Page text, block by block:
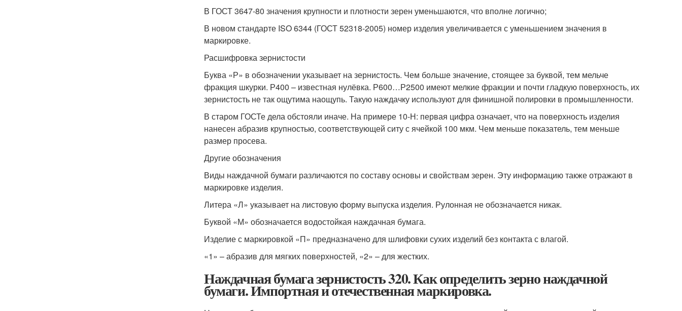
В ГОСТ 3647-80 значения крупности и плотности зерен уменьшаются, что вполне логично;
В новом стандарте ISO 6344 (ГОСТ 52318-2005) номер изделия увеличивается с уменьшением значения в
маркировке.
Расшифровка зернистости
Буква «Р» в обозначении указывает на зернистость. Чем больше значение, стоящее за буквой, тем мельче
фракция шкурки. Р400 – известная нулёвка. Р600…Р2500 имеют мелкие фракции и почти гладкую поверхность, их
зернистость не так ощутима наощупь. Такую наждачку используют для финишной полировки в промышленности.
В старом ГОСТе дела обстояли иначе. На примере 10-Н: первая цифра означает, что на поверхность изделия
нанесен абразив крупностью, соответствующей ситу с ячейкой 100 мкм. Чем меньше показатель, тем меньше
размер просева.
Другие обозначения
Виды наждачной бумаги различаются по составу основы и свойствам зерен. Эту информацию также отражают в
маркировке изделия.
Литера «Л» указывает на листовую форму выпуска изделия. Рулонная не обозначается никак.
Буквой «М» обозначается водостойкая наждачная бумага.
Изделие с маркировкой «П» предназначено для шлифовки сухих изделий без контакта с влагой.
«1» – абразив для мягких поверхностей, «2» – для жестких.
Наждачная бумага зернистость 320. Как определить зерно наждачной
бумаги. Импортная и отечественная маркировка.